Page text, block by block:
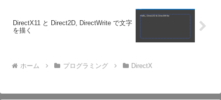
DirectX11 と Direct2D, DirectWrite で文字
を描く
ホーム プログラミング DirectX